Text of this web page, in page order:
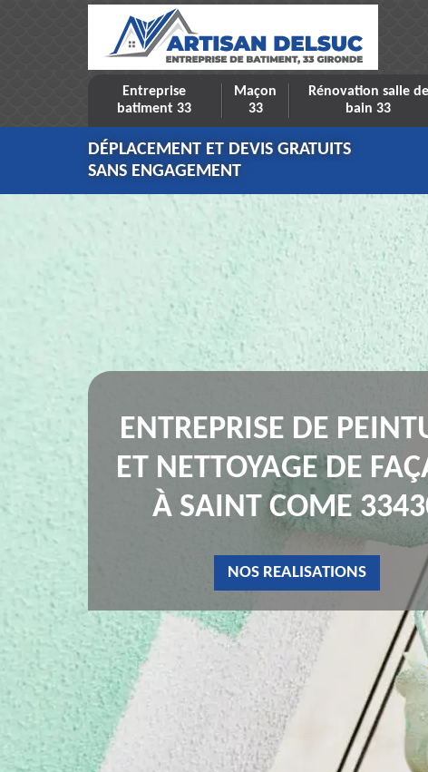
Entreprise
batiment 33
Maçon
33
Rénovation salle de
bain 33
DÉPLACEMENT ET DEVIS GRATUITS
SANS ENGAGEMENT
ENTREPRISE DE
ET NETTOYAGE DE
À SAINT COME
NOS REALISATIONS